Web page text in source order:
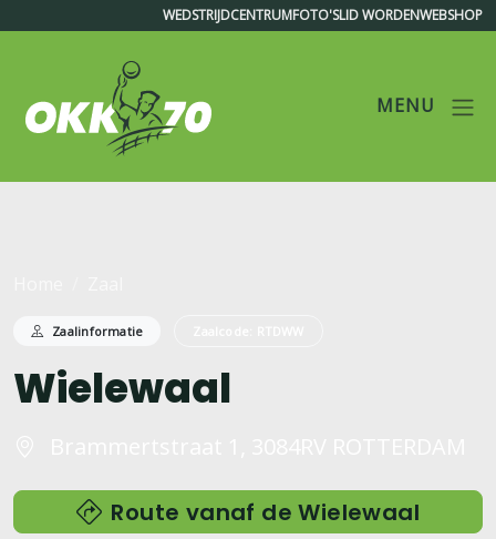
WEDSTRIJDCENTRUMFOTO'SLID WORDENWEBSHOP
OKK'70
MENU
Zaalinformatie
Wielewaal
Route vanaf de Wielewaal